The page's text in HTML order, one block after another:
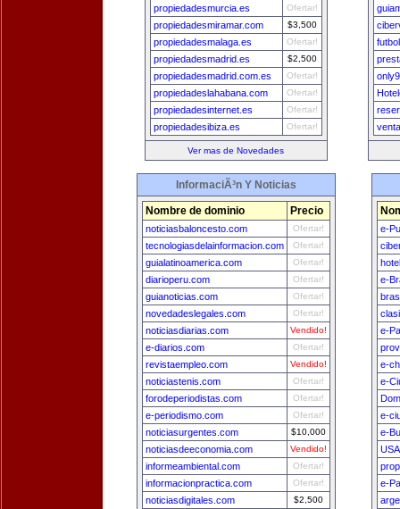
propiedadesmurcia.es Ofertar!
propiedadesmiramar.com $3,500
propiedadesmalaga.es Ofertar!
propiedadesmadrid.es $2,500
propiedadesmadrid.com.es Ofertar!
propiedadeslahabana.com Ofertar!
propiedadesinternet.es Ofertar!
propiedadesibiza.es Ofertar!
Ver mas de Novedades
InformaciÃ³n Y Noticias
Nombre de dominio Precio
noticiasbaloncesto.com Ofertar!
tecnologiasdelainformacion.com Ofertar!
guialatinoamerica.com Ofertar!
diarioperu.com Ofertar!
guianoticias.com Ofertar!
novedadeslegales.com Ofertar!
noticiasdiarias.com Vendido!
e-diarios.com Ofertar!
revistaempleo.com Vendido!
noticiastenis.com Ofertar!
forodeperiodistas.com Ofertar!
e-periodismo.com Ofertar!
noticiasurgentes.com $10,000
noticiasdeeconomia.com Vendido!
informeambiental.com Ofertar!
informacionpractica.com Ofertar!
noticiasdigitales.com $2,500
e-
e-
e-
e-
e-
e-
e-
e-